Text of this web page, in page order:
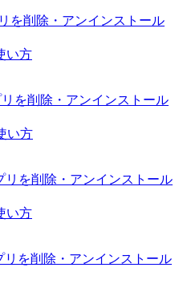
を削除・アンインストール
い方
を削除・アンインストール
い方
リを削除・アンインストール
い方
を削除・アンインストール